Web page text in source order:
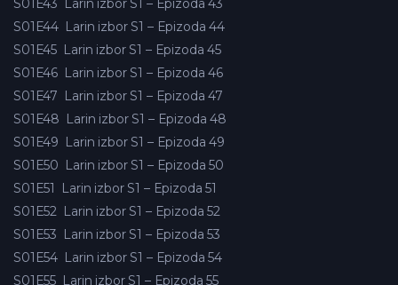
S01E44 Larin izbor S1 – Epizoda 44
S01E45 Larin izbor S1 – Epizoda 45
S01E46 Larin izbor S1 – Epizoda 46
S01E47 Larin izbor S1 – Epizoda 47
S01E48 Larin izbor S1 – Epizoda 48
S01E49 Larin izbor S1 – Epizoda 49
S01E50 Larin izbor S1 – Epizoda 50
S01E51
Larin izbor S1 – Epizoda 51
S01E52 Larin izbor S1 – Epizoda 52
S01E53 Larin izbor S1 – Epizoda 53
S01E54 Larin izbor S1 – Epizoda 54
S01E55 Larin izbor S1 – Epizoda 55